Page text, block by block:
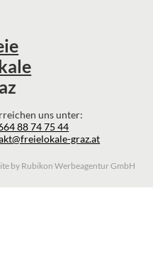
uns unter:
88 74 75 44
graz.at
by Rubikon Werbeagentur GmbH